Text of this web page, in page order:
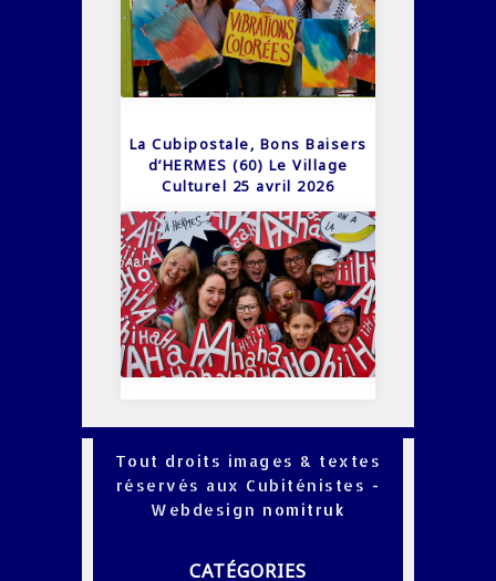
La Cubipostale, Bons Baisers
d’HERMES (60) Le Village
Culturel 25 avril 2026
Tout droits images & textes
réservés aux Cubiténistes -
Webdesign nomitruk
CATÉGORIES